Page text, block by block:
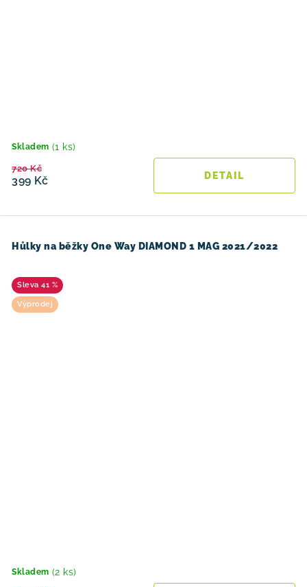
Skladem (1 ks)
399 Kč
720 Kč
Hůlky na běžky One Way DIAMOND 1 MAG 2021/2022
41 %
Výprodej
Skladem (2 ks)